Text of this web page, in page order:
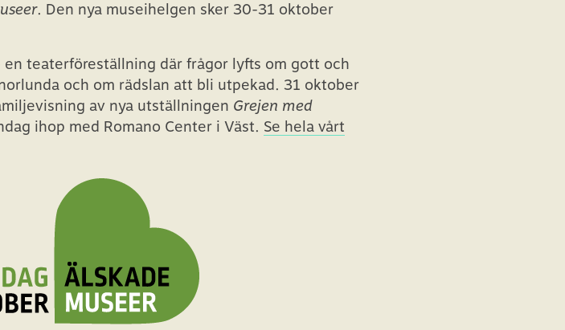
. Den nya museihelgen sker 30-31 oktober
teaterföreställning där frågor lyfts om gott och
och om rädslan att bli utpekad. 31 oktober
av nya utställningen Grejen med
ihop med Romano Center i Väst. Se hela vårt